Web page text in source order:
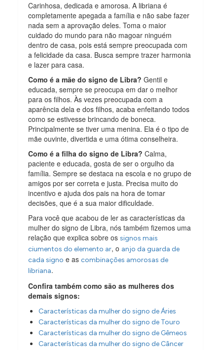
Carinhosa, dedicada e amorosa. A libriana é
completamente apegada a família e não sabe fazer
nada sem a aprovação deles. Toma o maior
cuidado do mundo para não magoar ninguém
dentro de casa, pois está sempre preocupada com
a felicidade da casa. Busca sempre trazer harmonia
e lazer para casa.
Como é a mãe do signo de Libra? Gentil e
educada, sempre se preocupa em dar o melhor
para os filhos. Às vezes preocupada com a
aparência dela e dos filhos, acaba enfeitando todos
como se estivesse brincando de boneca.
Principalmente se tiver uma menina. Ela é o tipo de
mãe ouvinte, divertida e uma ótima conselheira.
Como é a filha do signo de Libra? Calma,
paciente e educada, gosta de ser o orgulho da
família. Sempre se destaca na escola e no grupo de
amigos por ser correta e justa. Precisa muito do
incentivo e ajuda dos pais na hora de tomar
decisões, que é a sua maior dificuldade.
Para você que acabou de ler as características da
mulher do signo de Libra, nós também fizemos uma
relação que explica sobre ossignos mais
ciumentos do elemento ar, o anjo da guarda de
cada signo e ascombinações amorosas de
libriana.
Confira também como são as mulheres dos
demais signos:
Características da mulher do signo de Áries
Características da mulher do signo de Touro
Características da mulher do signo de Gêmeos
Características da mulher do signo de Câncer